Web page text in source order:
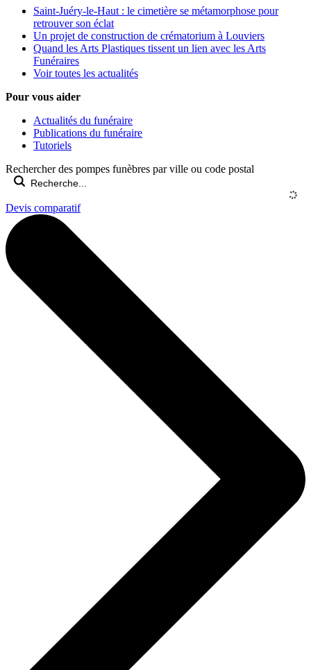
Saint-Juéry-le-Haut : le cimetière se métamorphose pour
retrouver son éclat
Un projet de construction de crématorium à Louviers
Quand les Arts Plastiques tissent un lien avec les Arts
Funéraires
Voir toutes les actualités
Pour vous aider
Actualités du funéraire
Publications du funéraire
Tutoriels
Rechercher des pompes funèbres par ville ou code postal
Devis comparatif